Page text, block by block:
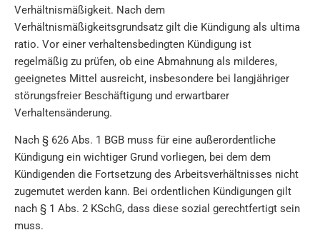
Verhältnismäßigkeit. Nach dem
Verhältnismäßigkeitsgrundsatz gilt die Kündigung als ultima
ratio. Vor einer verhaltensbedingten Kündigung ist
regelmäßig zu prüfen, ob eine Abmahnung als milderes,
geeignetes Mittel ausreicht, insbesondere bei langjähriger
störungsfreier Beschäftigung und erwartbarer
Verhaltensänderung.
Nach § 626 Abs. 1 BGB muss für eine außerordentliche
Kündigung ein wichtiger Grund vorliegen, bei dem dem
Kündigenden die Fortsetzung des Arbeitsverhältnisses nicht
zugemutet werden kann. Bei ordentlichen Kündigungen gilt
nach § 1 Abs. 2 KSchG, dass diese sozial gerechtfertigt sein
muss.